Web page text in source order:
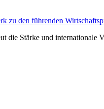
zu den führenden
die Stärke und internationale